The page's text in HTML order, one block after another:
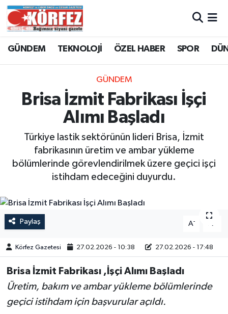
GÜNDEM TEKNOLOJİ ÖZEL HABER SPOR
GÜNDEM
Brisa İzmit Fabrikası İşçi
Alımı Başladı
Türkiye lastik sektörünün lideri Brisa, İzmit
fabrikasının üretim ve ambar yükleme
bölümlerinde görevlendirilmek üzere geçici işçi
istihdam edeceğini duyurdu.
Paylaş A- A
Körfez Gazetesi 27.02.2026 - 10:38 27.02.2026 - 17:48
Brisa İzmit Fabrikası ,İşçi Alımı Başladı
Üretim, bakım ve ambar yükleme bölümlerinde
geçici istihdam için başvurular açıldı.
Trafik Durumu
Süper Lig Puan Durumu ve Fikstür
Tüm Manşetler
Son Dakika Haberleri
Haber Arşivi